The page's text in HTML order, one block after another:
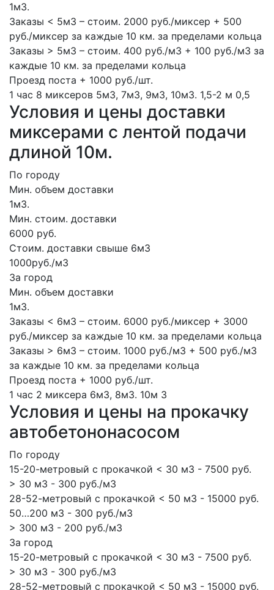
1м3.
Заказы < 5м3 – стоим. 2000 руб./миксер + 500
руб./миксер за каждые 10 км. за пределами кольца
Заказы > 5м3 – стоим. 400 руб./м3 + 100 руб./м3 за
каждые 10 км. за пределами кольца
Проезд поста + 1000 руб./шт.
1 час 8 миксеров 5м3, 7м3, 9м3, 10м3. 1,5-2 м 0,5
Условия и цены доставки
миксерами с лентой подачи
длиной 10м.
По городу
Мин. объем доставки
1м3.
Мин. стоим. доставки
6000 руб.
Стоим. доставки свыше 6м3
1000руб./м3
За город
Мин. объем доставки
1м3.
Заказы < 6м3 – стоим. 6000 руб./миксер + 3000
руб./миксер за каждые 10 км. за пределами кольца
Заказы > 6м3 – стоим. 1000 руб./м3 + 500 руб./м3
за каждые 10 км. за пределами кольца
Проезд поста + 1000 руб./шт.
1 час 2 миксера 6м3, 8м3. 10м 3
Условия и цены на прокачку
автобетононасосом
По городу
15-20-метровый с прокачкой < 30 м3 - 7500 руб.
> 30 м3 - 300 руб./м3
28-52-метровый с прокачкой < 50 м3 - 15000 руб.
50…200 м3 - 300 руб./м3
> 300 м3 - 200 руб./м3
За город
15-20-метровый с прокачкой < 30 м3 - 7500 руб.
> 30 м3 - 300 руб./м3
28-52-метровый с прокачкой < 50 м3 - 15000 руб.